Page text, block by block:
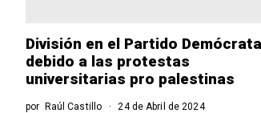
División en el Partido Demócrata
debido a las protestas
universitarias pro palestinas
por Raúl Castillo 24 de Abril de 2024